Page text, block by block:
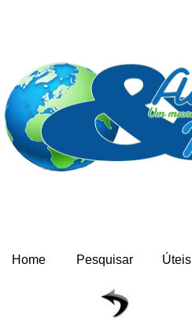
Home Pesquisar Úteis